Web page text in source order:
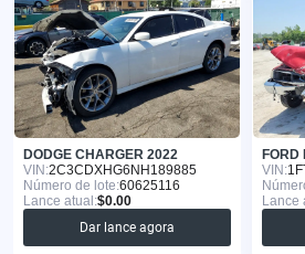
DODGE CHARGER 2022
VIN:2C3CDXHG6NH189885
Número de lote:60625116
Lance atual:$0.00
Dar lance agora
FORD
VIN:
Lance